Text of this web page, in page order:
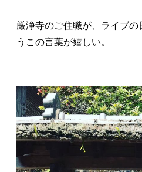
厳浄寺のご住職が、ライブ
うこの言葉が嬉しい。